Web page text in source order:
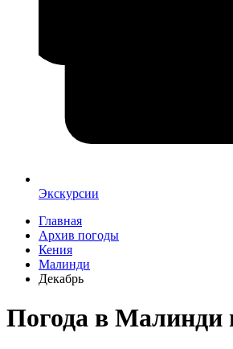
Экскурсии
Главная
Архив погоды
Кения
Малинди
Декабрь
Погода в Малинди